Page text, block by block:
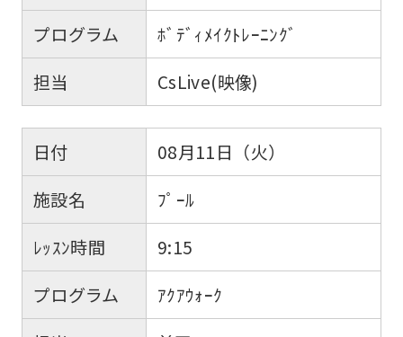
プログラム
ﾎﾞﾃﾞｨﾒｲｸﾄﾚｰﾆﾝｸﾞ
担当
CsLive(映像)
日付
08月11日（火）
施設名
ﾌﾟｰﾙ
ﾚｯｽﾝ時間
9:15
プログラム
ｱｸｱｳｫｰｸ